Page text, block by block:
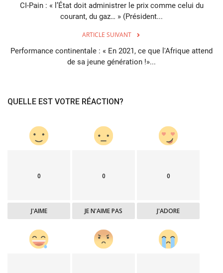
CI-Pain : « l’État doit administrer le prix comme celui du
courant, du gaz… » (Président...
ARTICLE SUIVANT
Performance continentale : « En 2021, ce que l'Afrique attend
de sa jeune génération !»...
QUELLE EST VOTRE RÉACTION?
0
J'AIME
0
JE N'AIME PAS
0
J'ADORE